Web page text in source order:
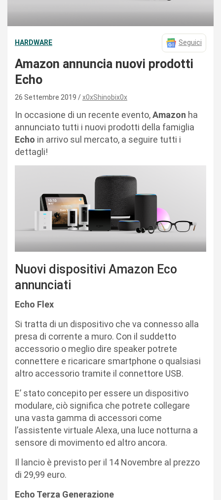
HARDWARE Seguici
Amazon annuncia nuovi prodotti
Echo
26 Settembre 2019 x0xShinobix0x
In occasione di un recente evento,Amazon ha
annunciato tutti i nuovi prodotti della famiglia
Echo in arrivo sul mercato, a seguire tutti i
dettagli!
Nuovi dispositivi Amazon Eco
annunciati
Echo Flex
Si tratta di un dispositivo che va connesso alla
presa di corrente a muro. Con il suddetto
accessorio o meglio dire speaker potrete
connettere e ricaricare smartphone o qualsiasi
altro accessorio tramite il connettore USB.
E’ stato concepito per essere un dispositivo
modulare, ciò significa che potrete collegare
una vasta gamma di accessori come
l’assistente virtuale Alexa, una luce notturna a
sensore di movimento ed altro ancora.
Il lancio è previsto per il 14 Novembre al prezzo
di 29,99 euro.
Echo Terza Generazione